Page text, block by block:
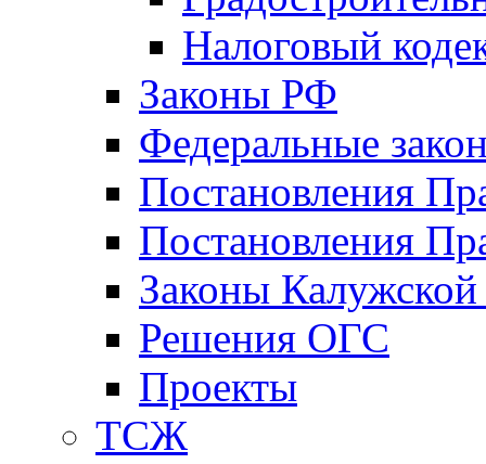
Налоговый
Законы РФ
Федеральные
Постановления
Постановления
Законы Калужской
Решения ОГС
Проекты
ТСЖ